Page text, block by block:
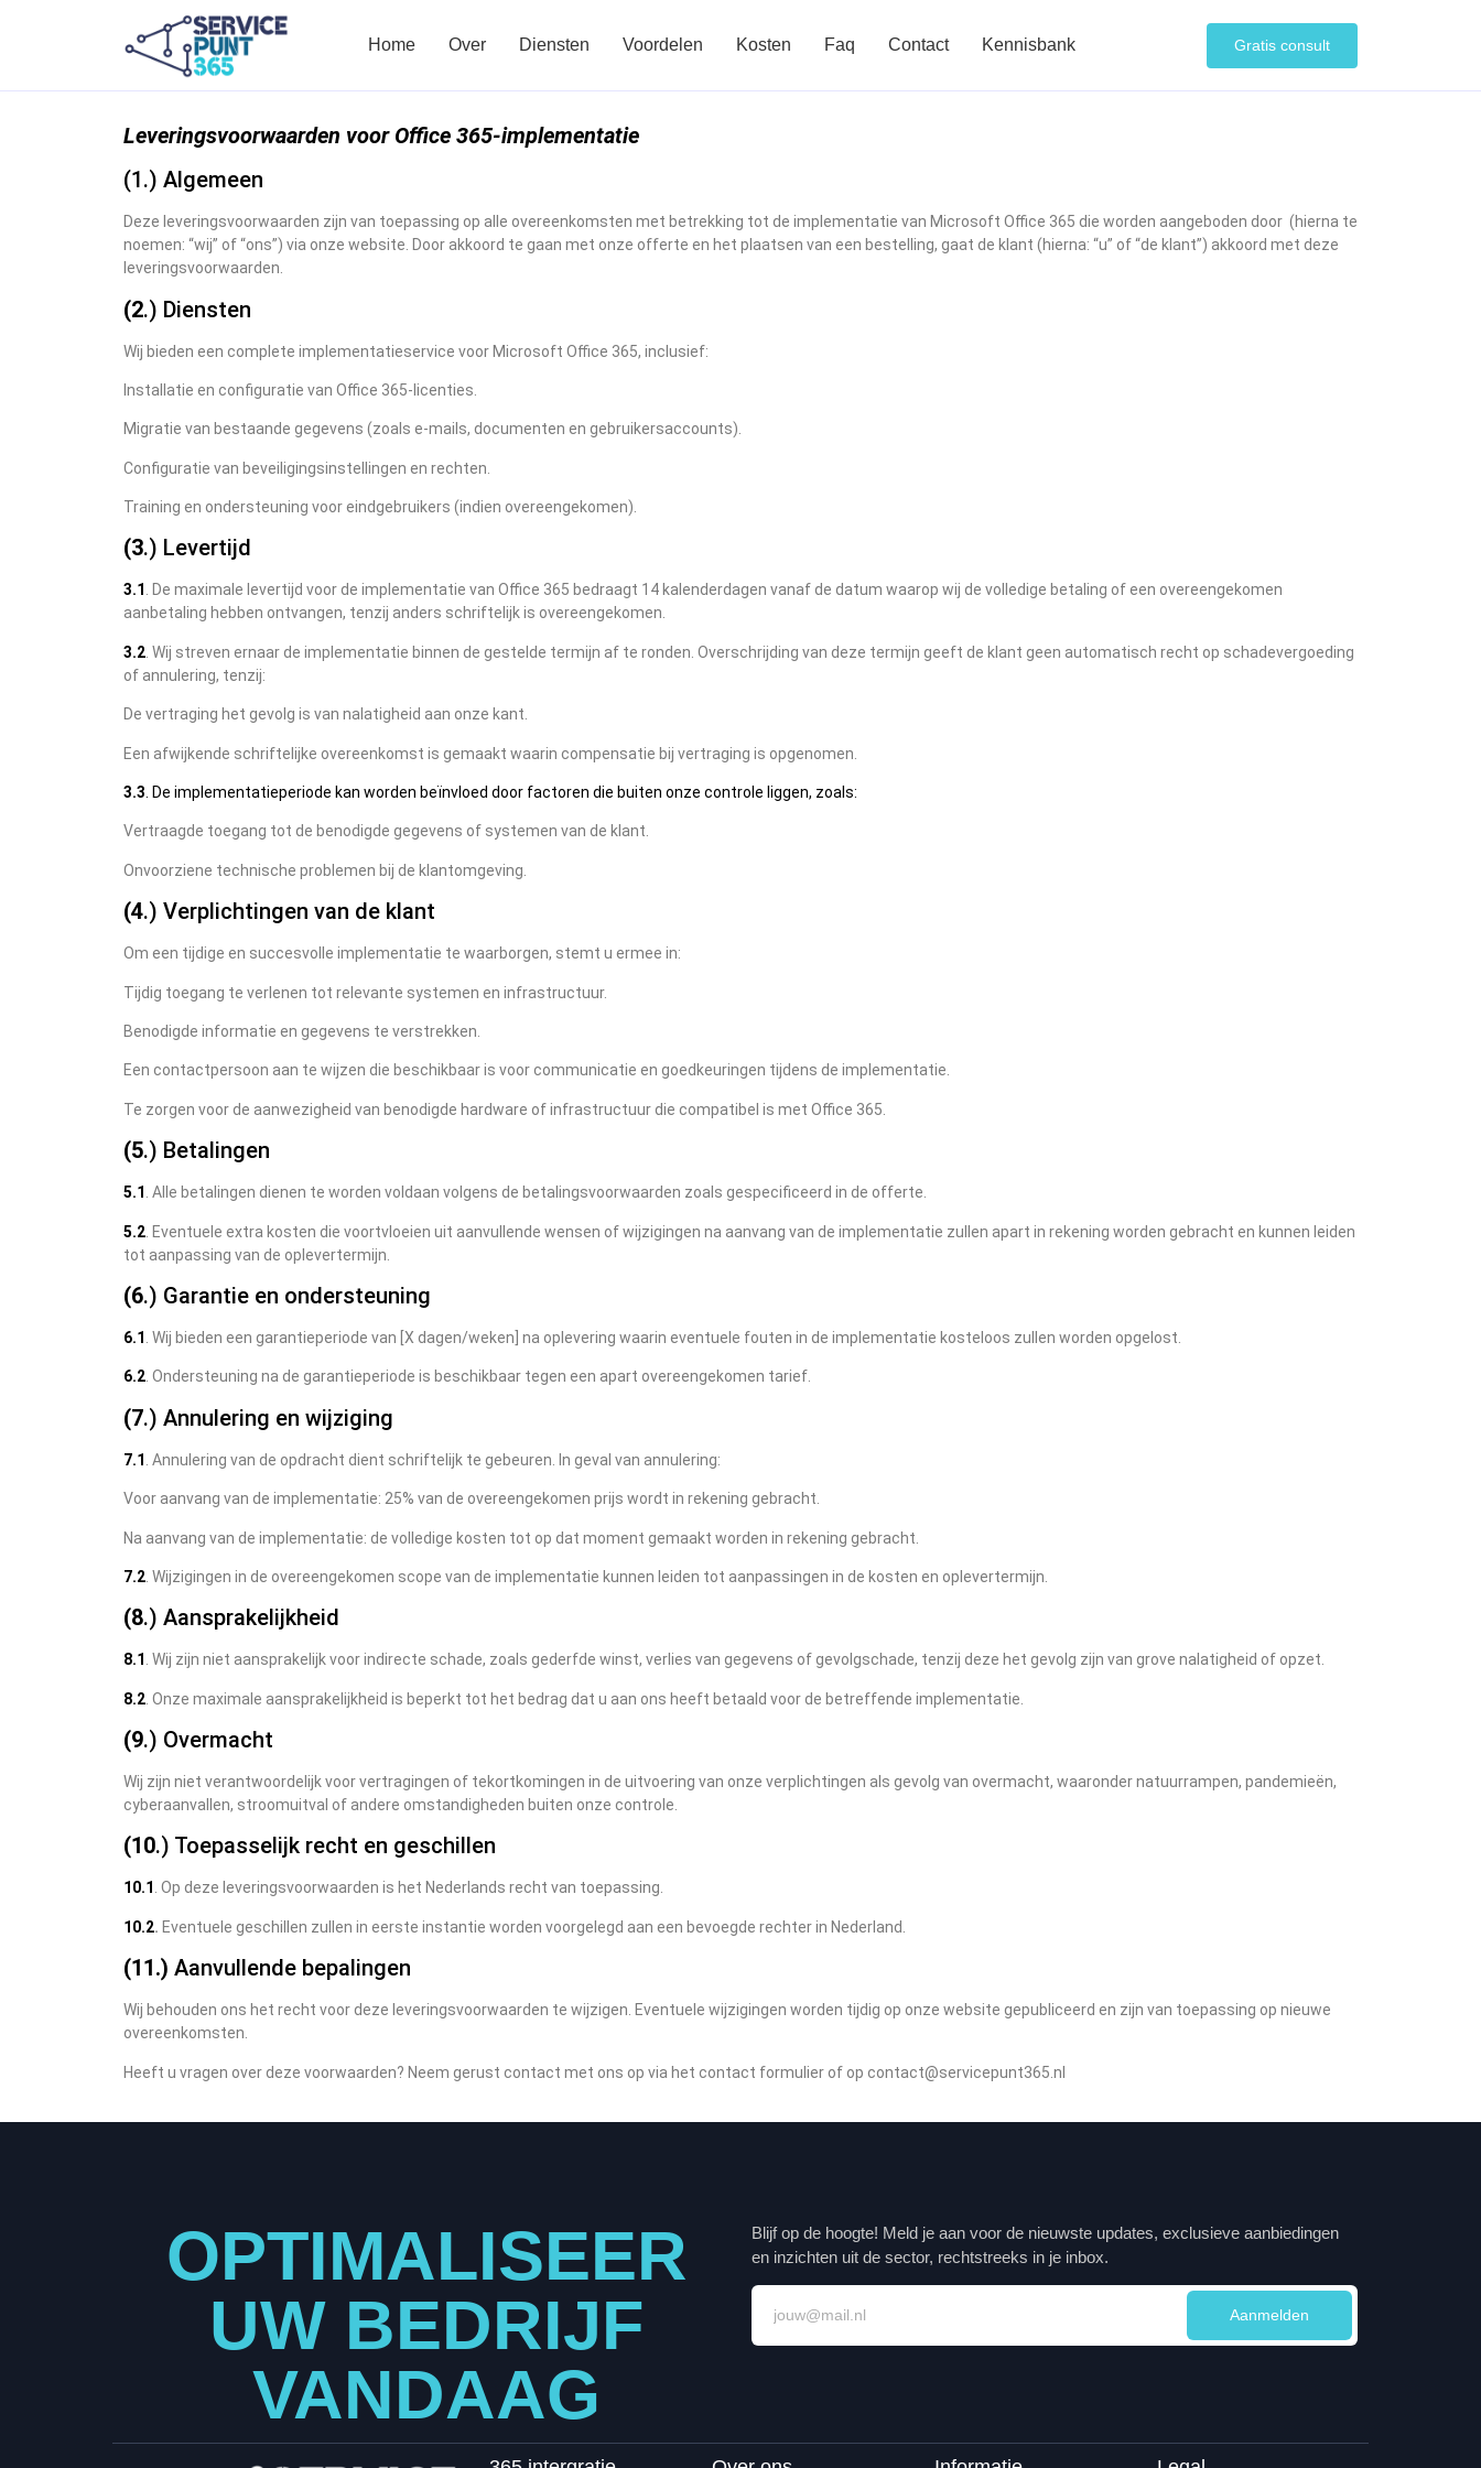
Home Over Diensten Voordelen Kosten Faq Contact Kennisbank Gratis consult
Leveringsvoorwaarden voor Office 365-implementatie
(1.) Algemeen
Deze leveringsvoorwaarden zijn van toepassing op alle overeenkomsten met betrekking tot de implementatie van Microsoft Office 365 die worden aangeboden door (hierna te
noemen: “wij” of “ons”) via onze website. Door akkoord te gaan met onze offerte en het plaatsen van een bestelling, gaat de klant (hierna: “u” of “de klant”) akkoord met deze
leveringsvoorwaarden.
(2.) Diensten
Wij bieden een complete implementatieservice voor Microsoft Office 365, inclusief:
Installatie en configuratie van Office 365-licenties.
Migratie van bestaande gegevens (zoals e-mails, documenten en gebruikersaccounts).
Configuratie van beveiligingsinstellingen en rechten.
Training en ondersteuning voor eindgebruikers (indien overeengekomen).
(3.) Levertijd
3.1. De maximale levertijd voor de implementatie van Office 365 bedraagt 14 kalenderdagen vanaf de datum waarop wij de volledige betaling of een overeengekomen
aanbetaling hebben ontvangen, tenzij anders schriftelijk is overeengekomen.
3.2 . Wij streven ernaar de implementatie binnen de gestelde termijn af te ronden. Overschrijding van deze termijn geeft de klant geen automatisch recht op schadevergoeding
of annulering, tenzij:
De vertraging het gevolg is van nalatigheid aan onze kant.
Een afwijkende schriftelijke overeenkomst is gemaakt waarin compensatie bij vertraging is opgenomen.
3.3 . De implementatieperiode kan worden beïnvloed door factoren die buiten onze controle liggen, zoals:
Vertraagde toegang tot de benodigde gegevens of systemen van de klant.
Onvoorziene technische problemen bij de klantomgeving.
(4.) Verplichtingen van de klant
Om een tijdige en succesvolle implementatie te waarborgen, stemt u ermee in:
Tijdig toegang te verlenen tot relevante systemen en infrastructuur.
Benodigde informatie en gegevens te verstrekken.
Een contactpersoon aan te wijzen die beschikbaar is voor communicatie en goedkeuringen tijdens de implementatie.
Te zorgen voor de aanwezigheid van benodigde hardware of infrastructuur die compatibel is met Office 365.
(5.) Betalingen
5.1 . Alle betalingen dienen te worden voldaan volgens de betalingsvoorwaarden zoals gespecificeerd in de offerte.
5.2 . Eventuele extra kosten die voortvloeien uit aanvullende wensen of wijzigingen na aanvang van de implementatie zullen apart in rekening worden gebracht en kunnen leiden
tot aanpassing van de oplevertermijn.
(6.) Garantie en ondersteuning
6.1 . Wij bieden een garantieperiode van [X dagen/weken] na oplevering waarin eventuele fouten in de implementatie kosteloos zullen worden opgelost.
6.2. Ondersteuning na de garantieperiode is beschikbaar tegen een apart overeengekomen tarief.
(7.) Annulering en wijziging
7.1 . Annulering van de opdracht dient schriftelijk te gebeuren. In geval van annulering:
Voor aanvang van de implementatie: 25% van de overeengekomen prijs wordt in rekening gebracht.
Na aanvang van de implementatie: de volledige kosten tot op dat moment gemaakt worden in rekening gebracht.
7.2 . Wijzigingen in de overeengekomen scope van de implementatie kunnen leiden tot aanpassingen in de kosten en oplevertermijn.
(8.) Aansprakelijkheid
8.1. Wij zijn niet aansprakelijk voor indirecte schade, zoals gederfde winst, verlies van gegevens of gevolgschade, tenzij deze het gevolg zijn van grove nalatigheid of opzet.
8.2 . Onze maximale aansprakelijkheid is beperkt tot het bedrag dat u aan ons heeft betaald voor de betreffende implementatie.
(9.) Overmacht
Wij zijn niet verantwoordelijk voor vertragingen of tekortkomingen in de uitvoering van onze verplichtingen als gevolg van overmacht, waaronder natuurrampen, pandemieën,
cyberaanvallen, stroomuitval of andere omstandigheden buiten onze controle.
(10.) Toepasselijk recht en geschillen
10.1. Op deze leveringsvoorwaarden is het Nederlands recht van toepassing.
10.2. Eventuele geschillen zullen in eerste instantie worden voorgelegd aan een bevoegde rechter in Nederland.
(11.) Aanvullende bepalingen
Wij behouden ons het recht voor deze leveringsvoorwaarden te wijzigen. Eventuele wijzigingen worden tijdig op onze website gepubliceerd en zijn van toepassing op nieuwe
overeenkomsten.
Heeft u vragen over deze voorwaarden? Neem gerust contact met ons op via het contact formulier of op contact@servicepunt365.nl
OPTIMALISEER
UW BEDRIJF
VANDAAG
Blijf op de hoogte! Meld je aan voor de nieuwste updates, exclusieve aanbiedingen
en inzichten uit de sector, rechtstreeks in je inbox.
Aanmelden